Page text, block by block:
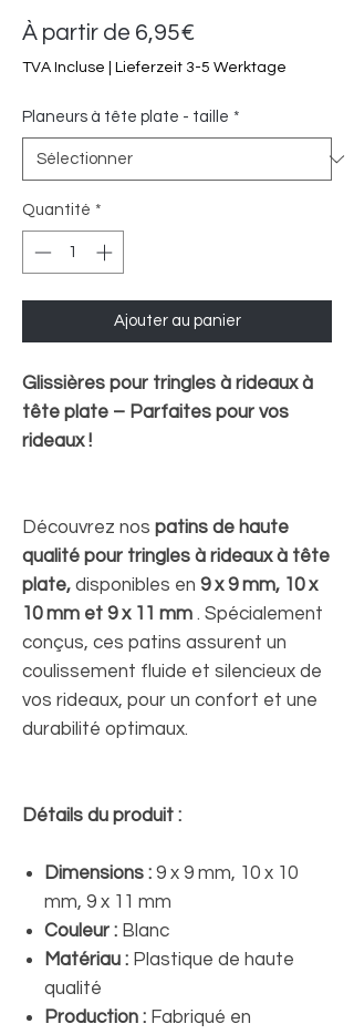
À partir de 6,95€
promotionnel
TVA Incluse Lieferzeit 3-5 Werktage
Planeurs à tête plate - taille *
Quantité *
Ajouter au panier
Glissières pour tringles à rideaux à
tête plate – Parfaites pour vos
rideaux !
Découvrez nos patins de haute
qualité pour tringles à rideaux à tête
plate, disponibles en 9 x 9 mm, 10 x
10 mm et 9 x 11 mm . Spécialement
conçus, ces patins assurent un
coulissement fluide et silencieux de
vos rideaux, pour un confort et une
durabilité optimaux.
Détails du produit :
Dimensions : 9 x 9 mm, 10 x 10
mm, 9 x 11 mm
Couleur : Blanc
Matériau : Plastique de haute
qualité
Production : Fabriqué en